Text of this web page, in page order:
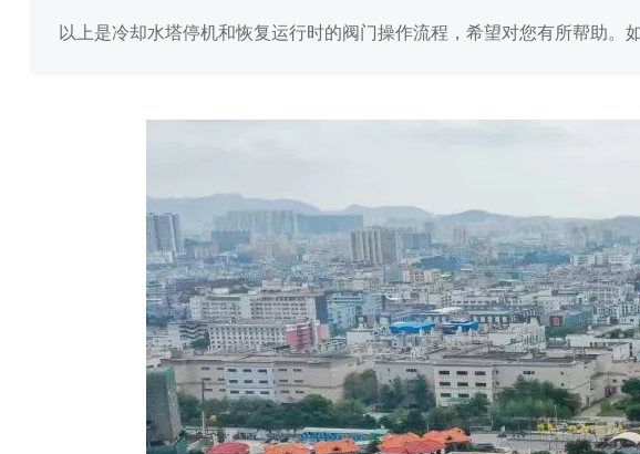
以上是冷却水塔停机和恢复运行时的阀门操作流程，希望对您有所帮助。